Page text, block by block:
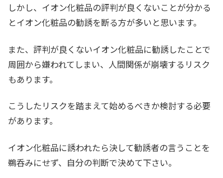
しかし、イオン化粧品の評判が良くないことが分かる
とイオン化粧品の勧誘を断る方が多いと思います。
また、評判が良くないイオン化粧品に勧誘したことで
周囲から嫌われてしまい、人間関係が崩壊するリスク
もあります。
こうしたリスクを踏まえて始めるべきか検討する必要
があります。
イオン化粧品に誘われたら決して勧誘者の言うことを
鵜呑みにせず、自分の判断で決めて下さい。